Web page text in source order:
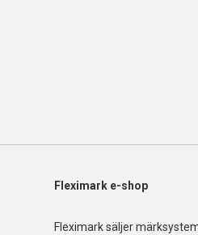
Fleximark e-shop
Fleximark säljer